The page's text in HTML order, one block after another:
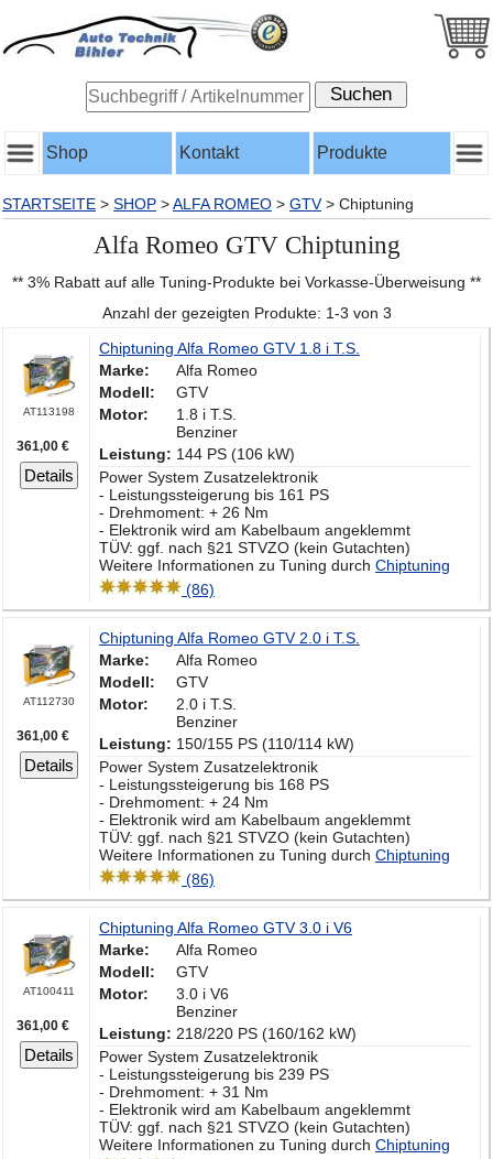
Shop Kontakt Produkte
STARTSEITE > SHOP >ALFA ROMEO > GTV > Chiptuning
Alfa Romeo GTV Chiptuning
** 3% Rabatt auf alle Tuning-Produkte bei Vorkasse-Überweisung **
Anzahl der gezeigten Produkte: 1-3 von 3
AT113198
361,00 €
Details
Chiptuning Alfa Romeo GTV 1.8 i T.S.
Marke:
Alfa Romeo
Modell:
GTV
Motor:
1.8 i T.S.
Benziner
Leistung: 144 PS (106 kW)
Power System Zusatzelektronik
- Leistungssteigerung bis 161 PS
- Drehmoment: + 26 Nm
- Elektronik wird am Kabelbaum angeklemmt
TÜV: ggf. nach §21 STVZO (kein Gutachten)
Weitere Informationen zu Tuning durch Chiptuning
(86)
AT112730
361,00 €
Details
Chiptuning Alfa Romeo GTV 2.0 i T.S.
Marke:
Alfa Romeo
Modell:
GTV
Motor:
2.0 i T.S.
Benziner
Leistung: 150/155 PS (110/114 kW)
Power System Zusatzelektronik
- Leistungssteigerung bis 168 PS
- Drehmoment: + 24 Nm
- Elektronik wird am Kabelbaum angeklemmt
TÜV: ggf. nach §21 STVZO (kein Gutachten)
Weitere Informationen zu Tuning durch Chiptuning
(86)
AT100411
361,00 €
Details
Chiptuning Alfa Romeo GTV 3.0 i V6
Marke:
Alfa Romeo
Modell:
GTV
Motor:
3.0 i V6
Benziner
Leistung: 218/220 PS (160/162 kW)
Power System Zusatzelektronik
- Leistungssteigerung bis 239 PS
- Drehmoment: + 31 Nm
- Elektronik wird am Kabelbaum angeklemmt
TÜV: ggf. nach §21 STVZO (kein Gutachten)
Weitere Informationen zu Tuning durch Chiptuning